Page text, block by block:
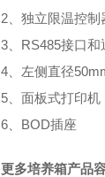
2、独立限温控制
3、RS485接口和
4、左侧直径
5、面板式打印机
6、BOD插座
更多培养箱产品